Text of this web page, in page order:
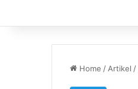
Home / Artikel /